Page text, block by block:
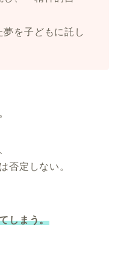
を子どもに託し
否定しない。
しまう。